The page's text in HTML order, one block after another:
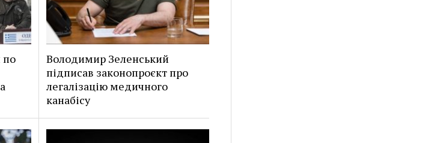
по
Володимир Зеленський
підписав законопроєкт про
легалізацію медичного
канабісу